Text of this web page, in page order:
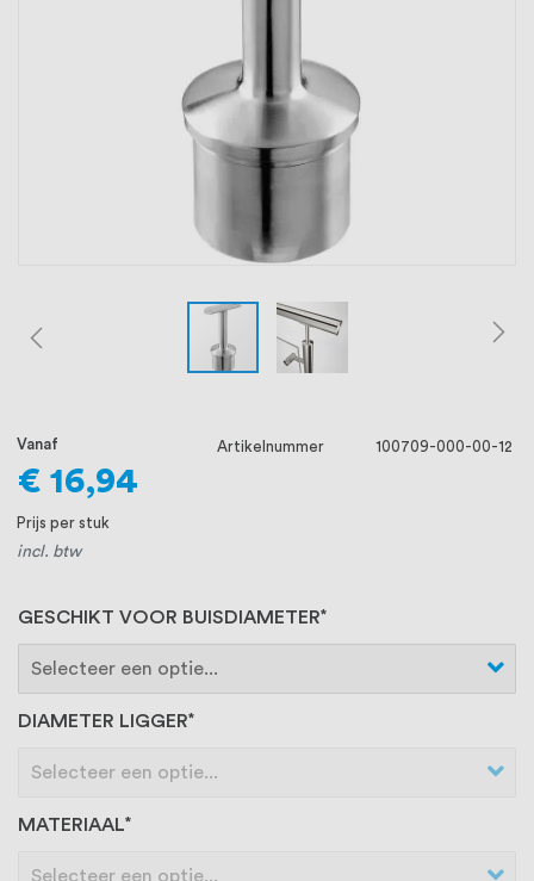
goede relatie met onze klanten het
verschil maakt.
GESCHIKT VOOR BUISDIAMETER
DIAMETER LIGGER
MATERIAAL
Vanaf
€ 16,94
Prijs per stuk
incl. btw
Artikelnummer 100709-000-00-12